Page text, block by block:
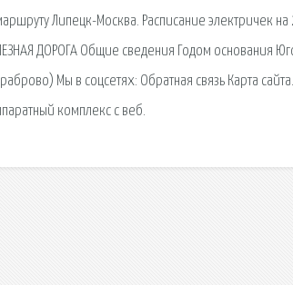
Липецк-Москва. Расписание электричек
ДОРОГА Общие сведения Годом основания
Мы в соцсетях: Обратная связь Карта
комплекс с веб.